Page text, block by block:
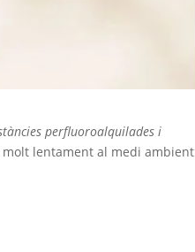
perfluoroalquilades i
molt lentament al medi ambient